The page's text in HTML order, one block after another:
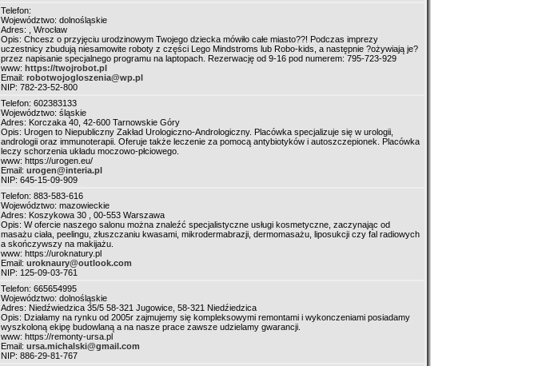
Telefon:
Województwo: dolnośląskie
Adres: , Wrocław
Opis: Chcesz o przyjęciu urodzinowym Twojego dziecka mówiło całe miasto??! Podczas imprezy
uczestnicy zbudują niesamowite roboty z części Lego Mindstroms lub Robo-kids, a następnie ?ożywiają je?
przez napisanie specjalnego programu na laptopach. Rezerwację od 9-16 pod numerem: 795-723-929
www: https://twojrobot.pl
Email: robotwojogloszenia@wp.pl
NIP: 782-23-52-800
Telefon: 602383133
Województwo: śląskie
Adres: Korczaka 40, 42-600 Tarnowskie Góry
Opis: Urogen to Niepubliczny Zakład Urologiczno-Andrologiczny. Placówka specjalizuje się w urologii,
andrologii oraz immunoterapii. Oferuje także leczenie za pomocą antybiotyków i autoszczepionek. Placówka
leczy schorzenia układu moczowo-płciowego.
www: https://urogen.eu/
Email: urogen@interia.pl
NIP: 645-15-09-909
Telefon: 883-583-616
Województwo: mazowieckie
Adres: Koszykowa 30 , 00-553 Warszawa
Opis: W ofercie naszego salonu można znaleźć specjalistyczne usługi kosmetyczne, zaczynając od
masażu ciała, peelingu, złuszczaniu kwasami, mikrodermabrazji, dermomasażu, liposukcji czy fal radiowych
a skończywszy na makijażu.
www: https://uroknatury.pl
Email: uroknaury@outlook.com
NIP: 125-09-03-761
Telefon: 665654995
Województwo: dolnośląskie
Adres: Niedźwiedzica 35/5 58-321 Jugowice, 58-321 Niedźiedzica
Opis: Działamy na rynku od 2005r zajmujemy się kompleksowymi remontami i wykonczeniami posiadamy
wyszkoloną ekipę budowlaną a na nasze prace zawsze udzielamy gwarancji.
www: https://remonty-ursa.pl
Email: ursa.michalski@gmail.com
NIP: 886-29-81-767